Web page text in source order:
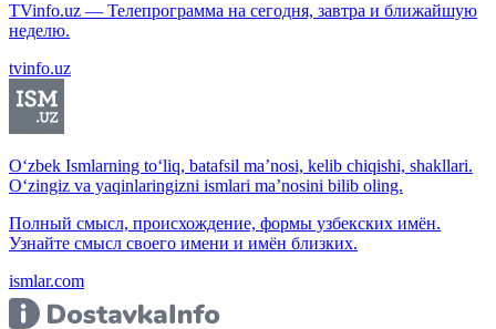
TVinfo.uz — Телепрограмма на сегодня, завтра и ближайшую
неделю.
tvinfo.uz
O‘zbek Ismlarning to‘liq, batafsil ma’nosi, kelib chiqishi, shakllari.
O‘zingiz va yaqinlaringizni ismlari ma’nosini bilib oling.
Полный смысл, происхождение, формы узбекских имён.
Узнайте смысл своего имени и имён близких.
ismlar.com